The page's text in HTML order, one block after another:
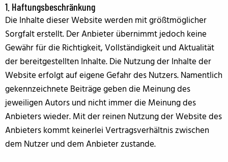
1. Haftungsbeschränkung
Die Inhalte dieser Website werden mit größtmöglicher
Sorgfalt erstellt. Der Anbieter übernimmt jedoch keine
Gewähr für die Richtigkeit, Vollständigkeit und Aktualität
der bereitgestellten Inhalte. Die Nutzung der Inhalte der
Website erfolgt auf eigene Gefahr des Nutzers. Namentlich
gekennzeichnete Beiträge geben die Meinung des
jeweiligen Autors und nicht immer die Meinung des
Anbieters wieder. Mit der reinen Nutzung der Website des
Anbieters kommt keinerlei Vertragsverhältnis zwischen
dem Nutzer und dem Anbieter zustande.